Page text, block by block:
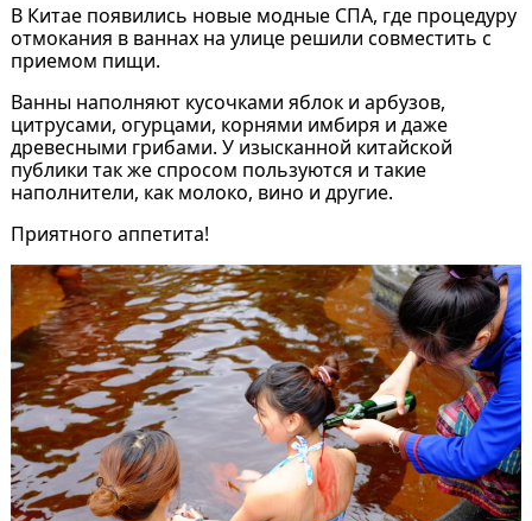
В Китае появились новые модные СПА, где процедуру
отмокания в ваннах на улице решили совместить с
приемом пищи.
Ванны наполняют кусочками яблок и арбузов,
цитрусами, огурцами, корнями имбиря и даже
древесными грибами. У изысканной китайской
публики так же спросом пользуются и такие
наполнители, как молоко, вино и другие.
Приятного аппетита!